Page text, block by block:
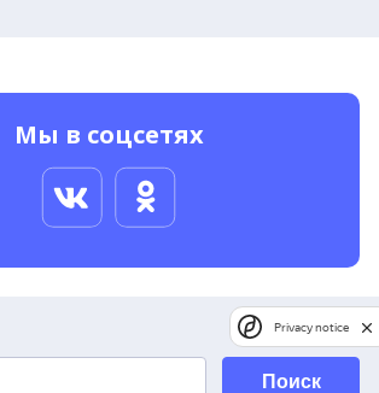
Мы в соцсетях
Поиск
Privacy notice